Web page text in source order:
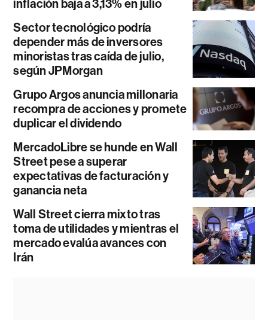
inflación baja a 3,13% en julio
Sector tecnológico podría
depender más de inversores
minoristas tras caída de julio,
según JPMorgan
Grupo Argos anuncia millonaria
recompra de acciones y promete
duplicar el dividendo
MercadoLibre se hunde en Wall
Street pese a superar
expectativas de facturación y
ganancia neta
Wall Street cierra mixto tras
toma de utilidades y mientras el
mercado evalúa avances con
Irán